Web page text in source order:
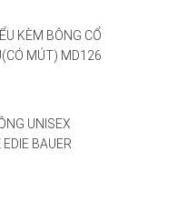
KÈM BÔNG CỔ
MÚT) MD126
UNISEX
BAUER